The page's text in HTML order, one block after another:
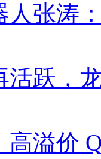
人张涛
活跃，
高溢价